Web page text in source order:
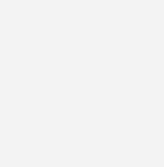
für
(KfW)
oder im Neubau.